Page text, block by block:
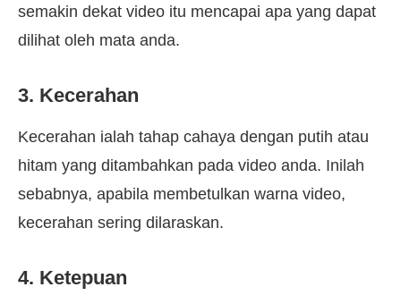
semakin dekat video itu mencapai apa yang dapat
dilihat oleh mata anda.
3. Kecerahan
Kecerahan ialah tahap cahaya dengan putih atau
hitam yang ditambahkan pada video anda. Inilah
sebabnya, apabila membetulkan warna video,
kecerahan sering dilaraskan.
4. Ketepuan